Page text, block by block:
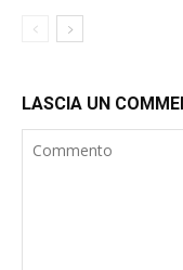
LASCIA UN